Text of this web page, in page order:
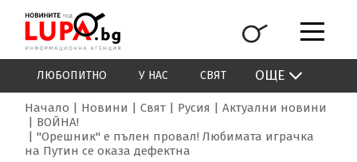
ЛЮБОПИТНО У НАС СВЯТ ОЩЕ
Начало Новини Свят Русия
Актуални новини
ВОЙНА!
"Орешник" е пълен провал! Любимата играчка
на Путин се оказа дефектна